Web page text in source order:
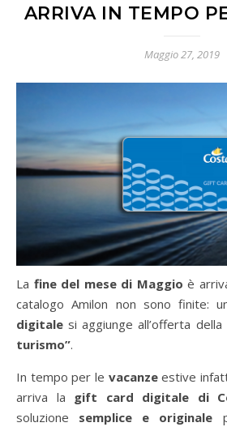
ARRIVA IN TEMPO
Maggio 27, 2019
La fine del mese di Maggio è
catalogo Amilon non sono finite:
digitale si aggiunge all’offerta della
turismo”.
In tempo per le vacanzeestive
arriva la gift card digitale di
soluzione semplice e originale